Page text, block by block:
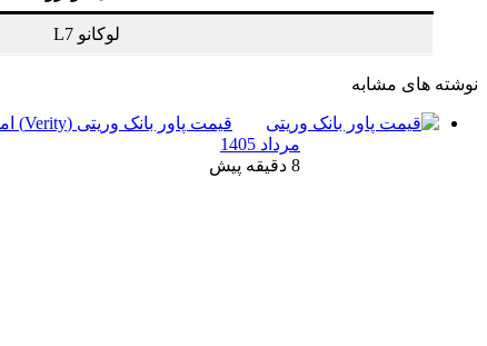
لوکانو L7
نوشته های مشابه
مرداد 1405
8 دقیقه پیش